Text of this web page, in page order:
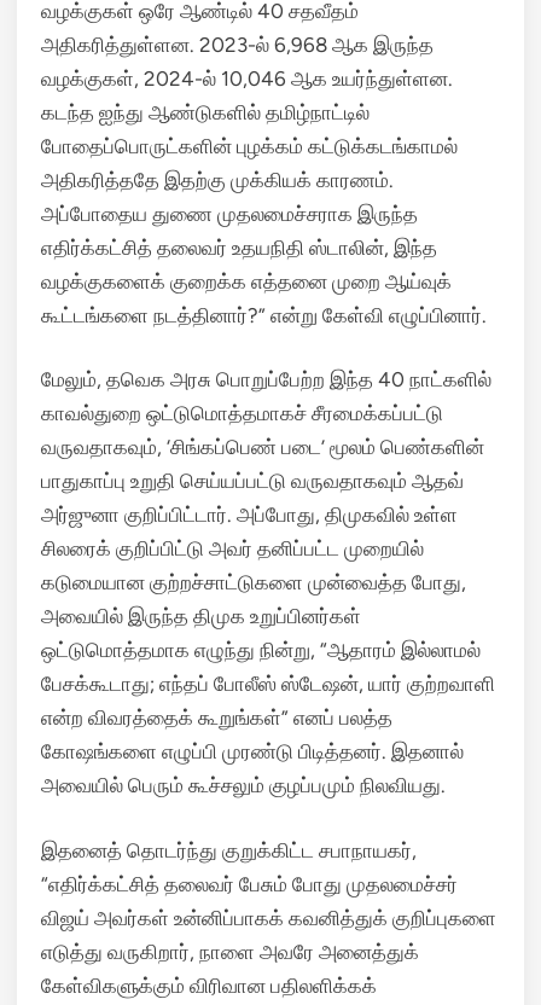
வழக்குகள் ஒரே ஆண்டில் 40 சதவீதம்
அதிகரித்துள்ளன. 2023-ல் 6,968 ஆக இருந்த
வழக்குகள், 2024-ல் 10,046 ஆக உயர்ந்துள்ளன.
கடந்த ஐந்து ஆண்டுகளில் தமிழ்நாட்டில்
போதைப்பொருட்களின் புழக்கம் கட்டுக்கடங்காமல்
அதிகரித்ததே இதற்கு முக்கியக் காரணம்.
அப்போதைய துணை முதலமைச்சராக இருந்த
எதிர்க்கட்சித் தலைவர் உதயநிதி ஸ்டாலின், இந்த
வழக்குகளைக் குறைக்க எத்தனை முறை ஆய்வுக்
கூட்டங்களை நடத்தினார்?” என்று கேள்வி எழுப்பினார்.
மேலும், தவெக அரசு பொறுப்பேற்ற இந்த 40 நாட்களில்
காவல்துறை ஒட்டுமொத்தமாகச் சீரமைக்கப்பட்டு
வருவதாகவும், ‘சிங்கப்பெண் படை’ மூலம் பெண்களின்
பாதுகாப்பு உறுதி செய்யப்பட்டு வருவதாகவும் ஆதவ்
அர்ஜுனா குறிப்பிட்டார். அப்போது, திமுகவில் உள்ள
சிலரைக் குறிப்பிட்டு அவர் தனிப்பட்ட முறையில்
கடுமையான குற்றச்சாட்டுகளை முன்வைத்த போது,
அவையில் இருந்த திமுக உறுப்பினர்கள்
ஒட்டுமொத்தமாக எழுந்து நின்று, “ஆதாரம் இல்லாமல்
பேசக்கூடாது; எந்தப் போலீஸ் ஸ்டேஷன், யார் குற்றவாளி
என்ற விவரத்தைக் கூறுங்கள்” எனப் பலத்த
கோஷங்களை எழுப்பி முரண்டு பிடித்தனர். இதனால்
அவையில் பெரும் கூச்சலும் குழப்பமும் நிலவியது.
இதனைத் தொடர்ந்து குறுக்கிட்ட சபாநாயகர்,
“எதிர்க்கட்சித் தலைவர் பேசும் போது முதலமைச்சர்
விஜய் அவர்கள் உன்னிப்பாகக் கவனித்துக் குறிப்புகளை
எடுத்து வருகிறார், நாளை அவரே அனைத்துக்
கேள்விகளுக்கும் விரிவான பதிலளிக்கக்